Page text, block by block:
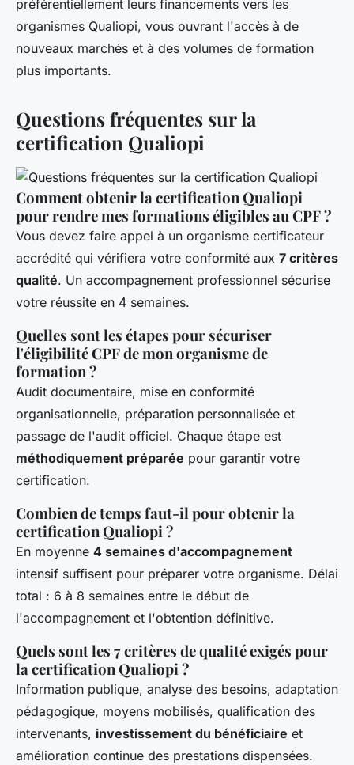
préférentiellement leurs financements vers les
organismes Qualiopi, vous ouvrant l'accès à de
nouveaux marchés et à des volumes de formation
plus importants.
Questions fréquentes sur la
certification Qualiopi
Comment obtenir la certification Qualiopi
pour rendre mes formations éligibles au CPF ?
Vous devez faire appel à un organisme certificateur
accrédité qui vérifiera votre conformité aux 7 critères
qualité. Un accompagnement professionnel sécurise
votre réussite en 4 semaines.
Quelles sont les étapes pour sécuriser
l'éligibilité CPF de mon organisme de
formation ?
Audit documentaire, mise en conformité
organisationnelle, préparation personnalisée et
passage de l'audit officiel. Chaque étape est
méthodiquement préparée pour garantir votre
certification.
Combien de temps faut-il pour obtenir la
certification Qualiopi ?
En moyenne 4 semaines d'accompagnement
intensif suffisent pour préparer votre organisme. Délai
total : 6 à 8 semaines entre le début de
l'accompagnement et l'obtention définitive.
Quels sont les 7 critères de qualité exigés pour
la certification Qualiopi ?
Information publique, analyse des besoins, adaptation
pédagogique, moyens mobilisés, qualification des
intervenants, investissement du bénéficiaire et
amélioration continue des prestations dispensées.